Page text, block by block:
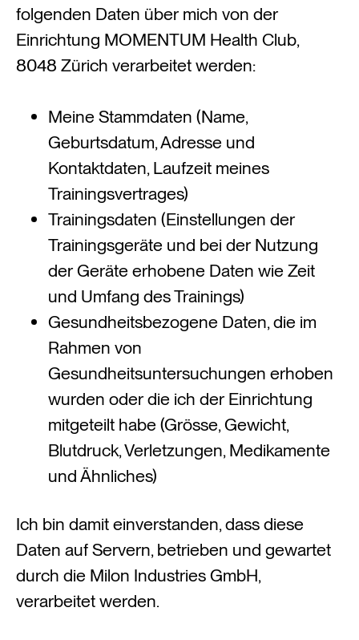
folgenden Daten über mich von der
Einrichtung MOMENTUM Health Club,
8048 Zürich verarbeitet werden:
Meine Stammdaten (Name,
Geburtsdatum, Adresse und
Kontaktdaten, Laufzeit meines
Trainingsvertrages)
Trainingsdaten (Einstellungen der
Trainingsgeräte und bei der Nutzung
der Geräte erhobene Daten wie Zeit
und Umfang des Trainings)
Gesundheitsbezogene Daten, die im
Rahmen von
Gesundheitsuntersuchungen erhoben
wurden oder die ich der Einrichtung
mitgeteilt habe (Grösse, Gewicht,
Blutdruck, Verletzungen, Medikamente
und Ähnliches)
Ich bin damit einverstanden, dass diese
Daten auf Servern, betrieben und gewartet
durch die Milon Industries GmbH,
verarbeitet werden.